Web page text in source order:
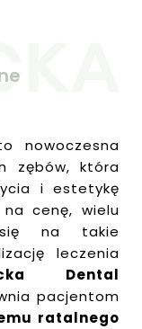
nowoczesna
zębów, która
i estetykę
cenę, wielu
na takie
leczenia
Dental
pacjentom
ratalnego